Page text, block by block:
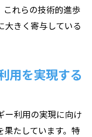
これらの技術的進歩
大きく寄与している
用を実現する
ー利用の実現に向け
果たしています。特